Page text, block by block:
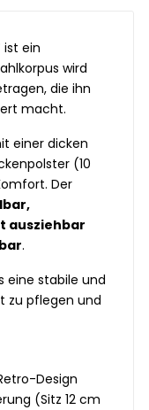
ist ein
wird
die ihn
macht.
einer dicken
(10
Der
ausziehbar
.
eine stabile und
zu pflegen und
Design
(Sitz 12 cm